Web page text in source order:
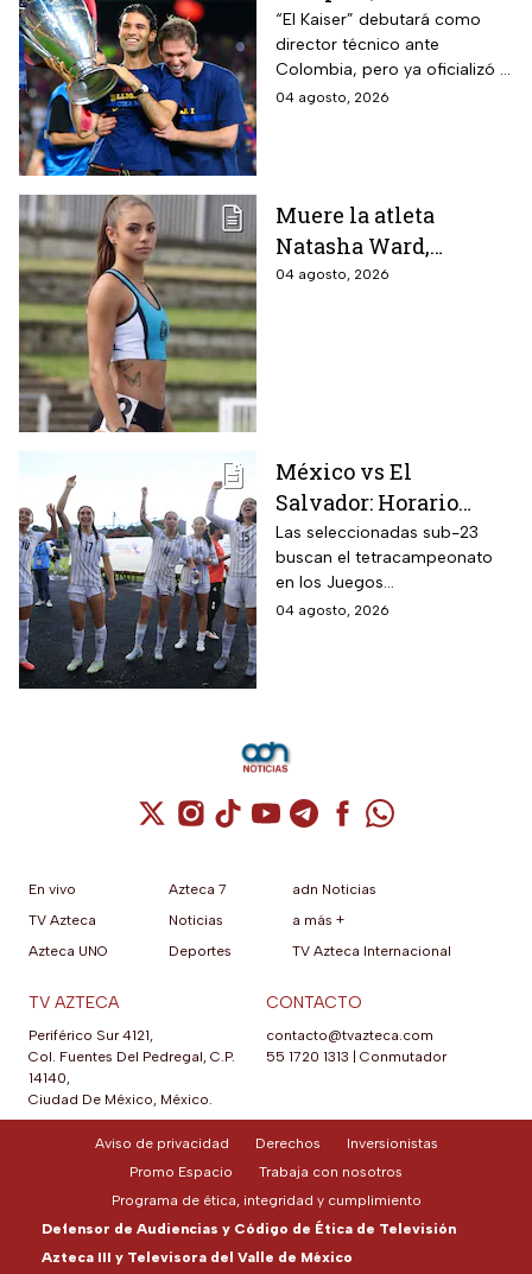
entrenador de la
Selección Mexicana
que debutará con
Colombia, Perú y
“El Kaiser” debutará como
director técnico ante
Colombia, pero ya oficializó la
fecha de su primer encuentro
04 agosto, 2026
Muere la atleta
Natasha Ward,
promesa del atletismo
04 agosto, 2026
México vs El
Salvador: Horario
oficial y dónde ver la
semifinal de la
femenil en los Juegos
Centroamericanos
Las seleccionadas sub-23
buscan el tetracampeonato
en los Juegos
Centroamericanos y del
04 agosto, 2026
Cuenta de X / Twitter (se abre en una
Cuenta de Instagram (se abre en una
Cuenta de TikTok (se abre en
Cuenta de YouTube (se abre
Cuenta de Telegram (se
Cuenta de
Cuenta de
En vivo
TV Azteca
Azteca UNO
Azteca 7
Noticias
Deportes
adn Noticias
a más +
TV Azteca Internacional
TV AZTECA
Periférico Sur 4121,
Col. Fuentes Del Pedregal, C.P.
14140,
Ciudad De México, México.
CONTACTO
contacto@tvazteca.com
55 1720 1313
Conmutador
Aviso de privacidad Derechos
Inversionistas
Promo Espacio
Trabaja con nosotros
Programa de ética, integridad y cumplimiento
Defensor de Audiencias y Código de Ética de Televisión
Azteca III y Televisora del Valle de México